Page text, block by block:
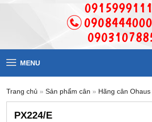
MENU
Trang chủ »Sản phẩm cân » Hãng cân Ohaus
PX224/E